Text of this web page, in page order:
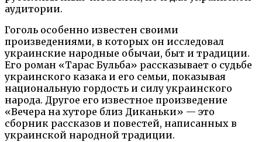
аудитории.
Гоголь особенно известен своими
произведениями, в которых он исследовал
украинские народные обычаи, быт и традиции.
Его роман «Тарас Бульба» рассказывает о судьбе
украинского казака и его семьи, показывая
национальную гордость и силу украинского
народа. Другое его известное произведение
«Вечера на хуторе близ Диканьки» — это
сборник рассказов и повестей, написанных в
украинской народной традиции.